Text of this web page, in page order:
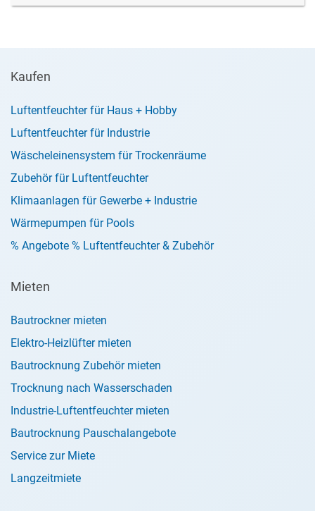
Kaufen
Luftentfeuchter für Haus + Hobby
Luftentfeuchter für Industrie
Wäscheleinensystem für Trockenräume
Zubehör für Luftentfeuchter
Klimaanlagen für Gewerbe + Industrie
Wärmepumpen für Pools
% Angebote % Luftentfeuchter & Zubehör
Mieten
Bautrockner mieten
Elektro-Heizlüfter mieten
Bautrocknung Zubehör mieten
Trocknung nach Wasserschaden
Industrie-Luftentfeuchter mieten
Bautrocknung Pauschalangebote
Service zur Miete
Langzeitmiete